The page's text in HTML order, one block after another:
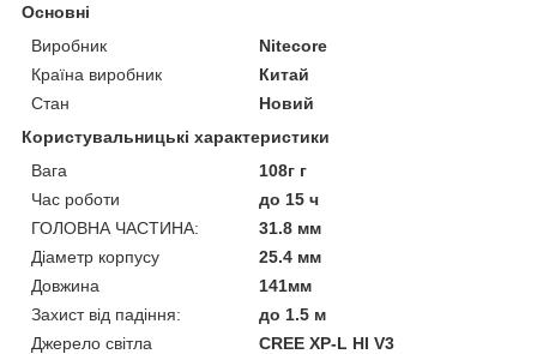
Основні
Виробник
Nitecore
Країна виробник
Китай
Стан
Новий
Користувальницькі характеристики
Вага
108г г
Час роботи
до 15 ч
ГОЛОВНА ЧАСТИНА:
31.8 мм
Діаметр корпусу
25.4 мм
Довжина
141мм
Захист від падіння:
до 1.5 м
Джерело світла
CREE XP-L HI V3